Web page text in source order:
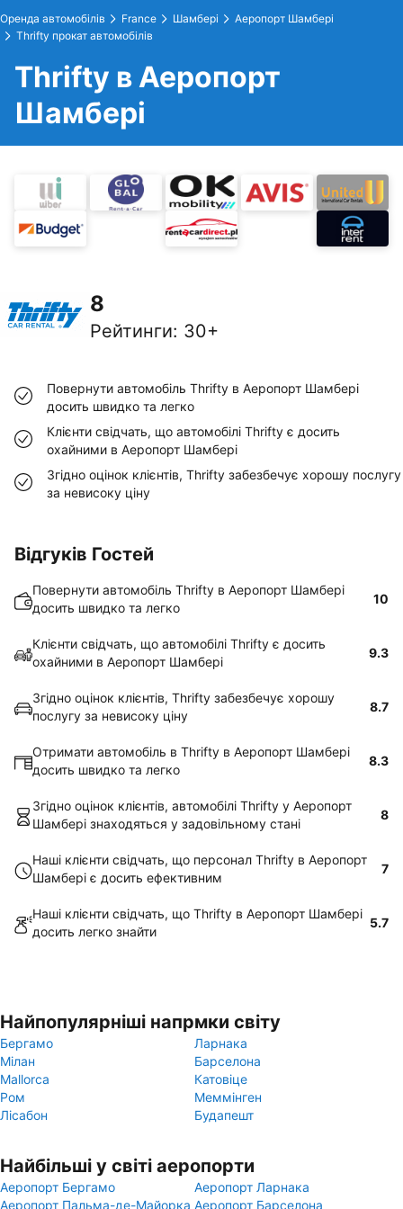
Оренда автомобілів France Шамбері
Аеропорт Шамбері
Thrifty прокат автомобілів
Thrifty в Аеропорт
Шамбері
8
Рейтинги: 30+
Повернути автомобіль Thrifty в Аеропорт Шамбері
досить швидко та легко
Клієнти свідчать, що автомобілі Thrifty є досить
охайними в Аеропорт Шамбері
Згідно оцінок клієнтів, Thrifty забезбечує хорошу послугу
за невисоку ціну
Відгуків Гостей
Повернути автомобіль Thrifty в Аеропорт Шамбері
досить швидко та легко
10
Клієнти свідчать, що автомобілі Thrifty є досить
охайними в Аеропорт Шамбері
9.3
Згідно оцінок клієнтів, Thrifty забезбечує хорошу
послугу за невисоку ціну
8.7
Отримати автомобіль в Thrifty в Аеропорт Шамбері
досить швидко та легко
8.3
Згідно оцінок клієнтів, автомобілі Thrifty у Аеропорт
Шамбері знаходяться у задовільному стані
8
Наші клієнти свідчать, що персонал Thrifty в Аеропорт
Шамбері є досить ефективним
7
Наші клієнти свідчать, що Thrifty в Аеропорт Шамбері
досить легко знайти
5.7
Найпопулярніші напрмки світу
Бергамо
Ларнака
Мілан
Барселона
Mallorca
Катовіце
Ром
Меммінген
Лісабон
Будапешт
Найбільші у світі аеропорти
Аеропорт Бергамо
Аеропорт Ларнака
Аеропорт Пальма-де-Майорка Аеропорт Барселона